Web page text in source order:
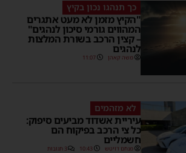
כך תנהגו נכון בקיץ
"הקיץ מזמן לא מעט אתגרים
המהווים גורמי סיכון לנהגים"
– קצין הרכב בשורת המלצות
לנהגים
משה קאהן 11:07
לא מזהמים
עיריית אשדוד מביעים סיפוק:
כל צי הרכב בפיקוח הם
חשמליים
מנחם דויטש 10:43 3 תגובות